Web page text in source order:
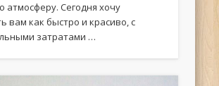
атмосферу. Сегодня хочу
вам как быстро и красиво, с
затратами …